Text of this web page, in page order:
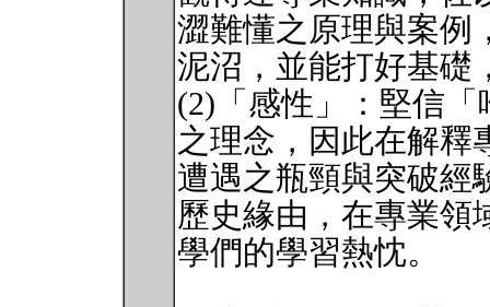
澀難懂之原理與案例
泥沼，並能打好基礎
(2)「感性」：堅信
之理念，因此在解釋
遭遇之瓶頸與突破經
歷史緣由，在專業領
學們的學習熱忱。